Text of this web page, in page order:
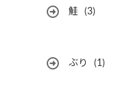
鮭 (3)
ぶり (1)